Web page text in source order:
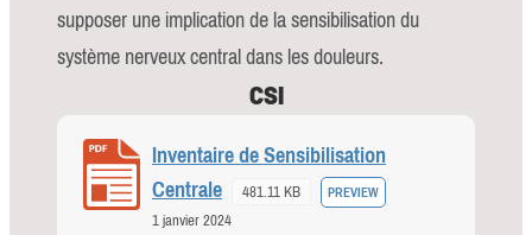
supposer une implication de la sensibilisation du
système nerveux central dans les douleurs.
CSI
Inventaire de Sensibilisation
Centrale
481.11 KB PREVIEW
1 janvier 2024